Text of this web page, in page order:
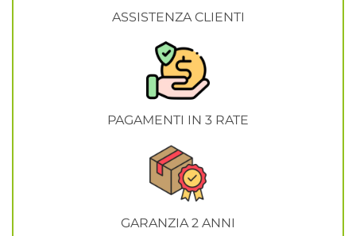
ASSISTENZA CLIENTI
PAGAMENTI IN 3 RATE
GARANZIA 2 ANNI